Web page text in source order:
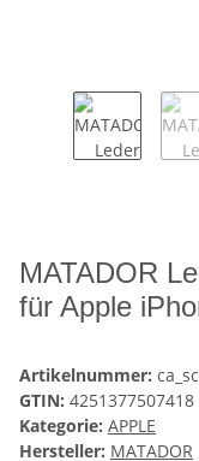
MATADOR
für Apple
Artikelnummer:
GTIN: 4251377507418
Kategorie: APPLE
Hersteller: MATADOR